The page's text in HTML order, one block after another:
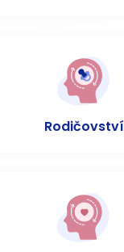
Rodičovství